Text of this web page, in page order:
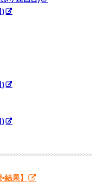
)
)
)
結果】